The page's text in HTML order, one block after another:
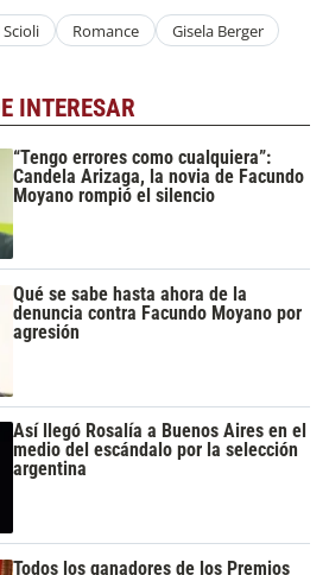
Romance Gisela Berger
INTERESAR
“Tengo errores como cualquiera”:
Candela Arizaga, la novia de Facundo
Moyano rompió el silencio
Qué se sabe hasta ahora de la
denuncia contra Facundo Moyano por
agresión
Así llegó Rosalía a Buenos Aires en el
medio del escándalo por la selección
argentina
Todos los ganadores de los Premios